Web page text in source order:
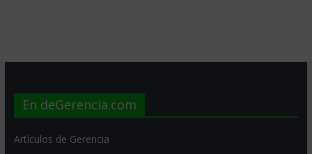
En deGerencia.com
Artículos de Gerencia